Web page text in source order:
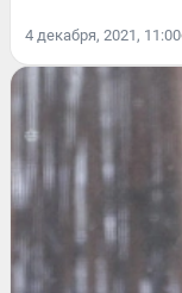
4 декабря, 2021, 11:00